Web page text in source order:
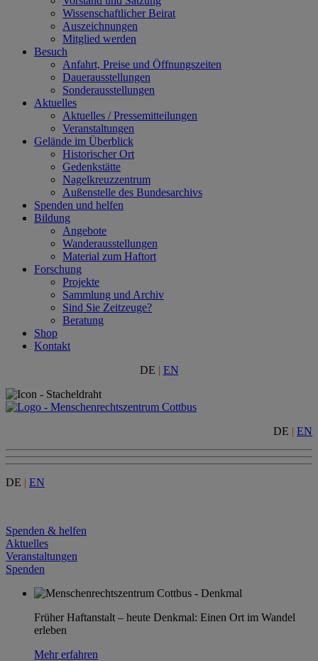
Wissenschaftlicher Beirat
Auszeichnungen
Mitglied werden
Besuch
Anfahrt, Preise und Öffnungszeiten
Dauerausstellungen
Sonderausstellungen
Aktuelles
Aktuelles / Pressemitteilungen
Veranstaltungen
Gelände im Überblick
Historischer Ort
Gedenkstätte
Nagelkreuzzentrum
Außenstelle des Bundesarchivs
Spenden und helfen
Bildung
Angebote
Wanderausstellungen
Material zum Haftort
Forschung
Projekte
Sammlung und Archiv
Sind Sie Zeitzeuge?
Beratung
Shop
Kontakt
DE | EN
DE | EN
DE | EN
Spenden & helfen
Aktuelles
Veranstaltungen
Spenden
Früher Haftanstalt – heute Denkmal: Einen Ort im Wandel
erleben
Mehr erfahren